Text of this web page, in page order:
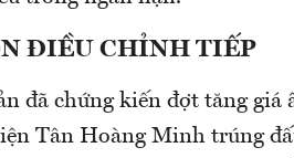
ĐIỀU CHỈNH TIẾP
đã chứng kiến đợt tăng giá
Tân Hoàng Minh trúng